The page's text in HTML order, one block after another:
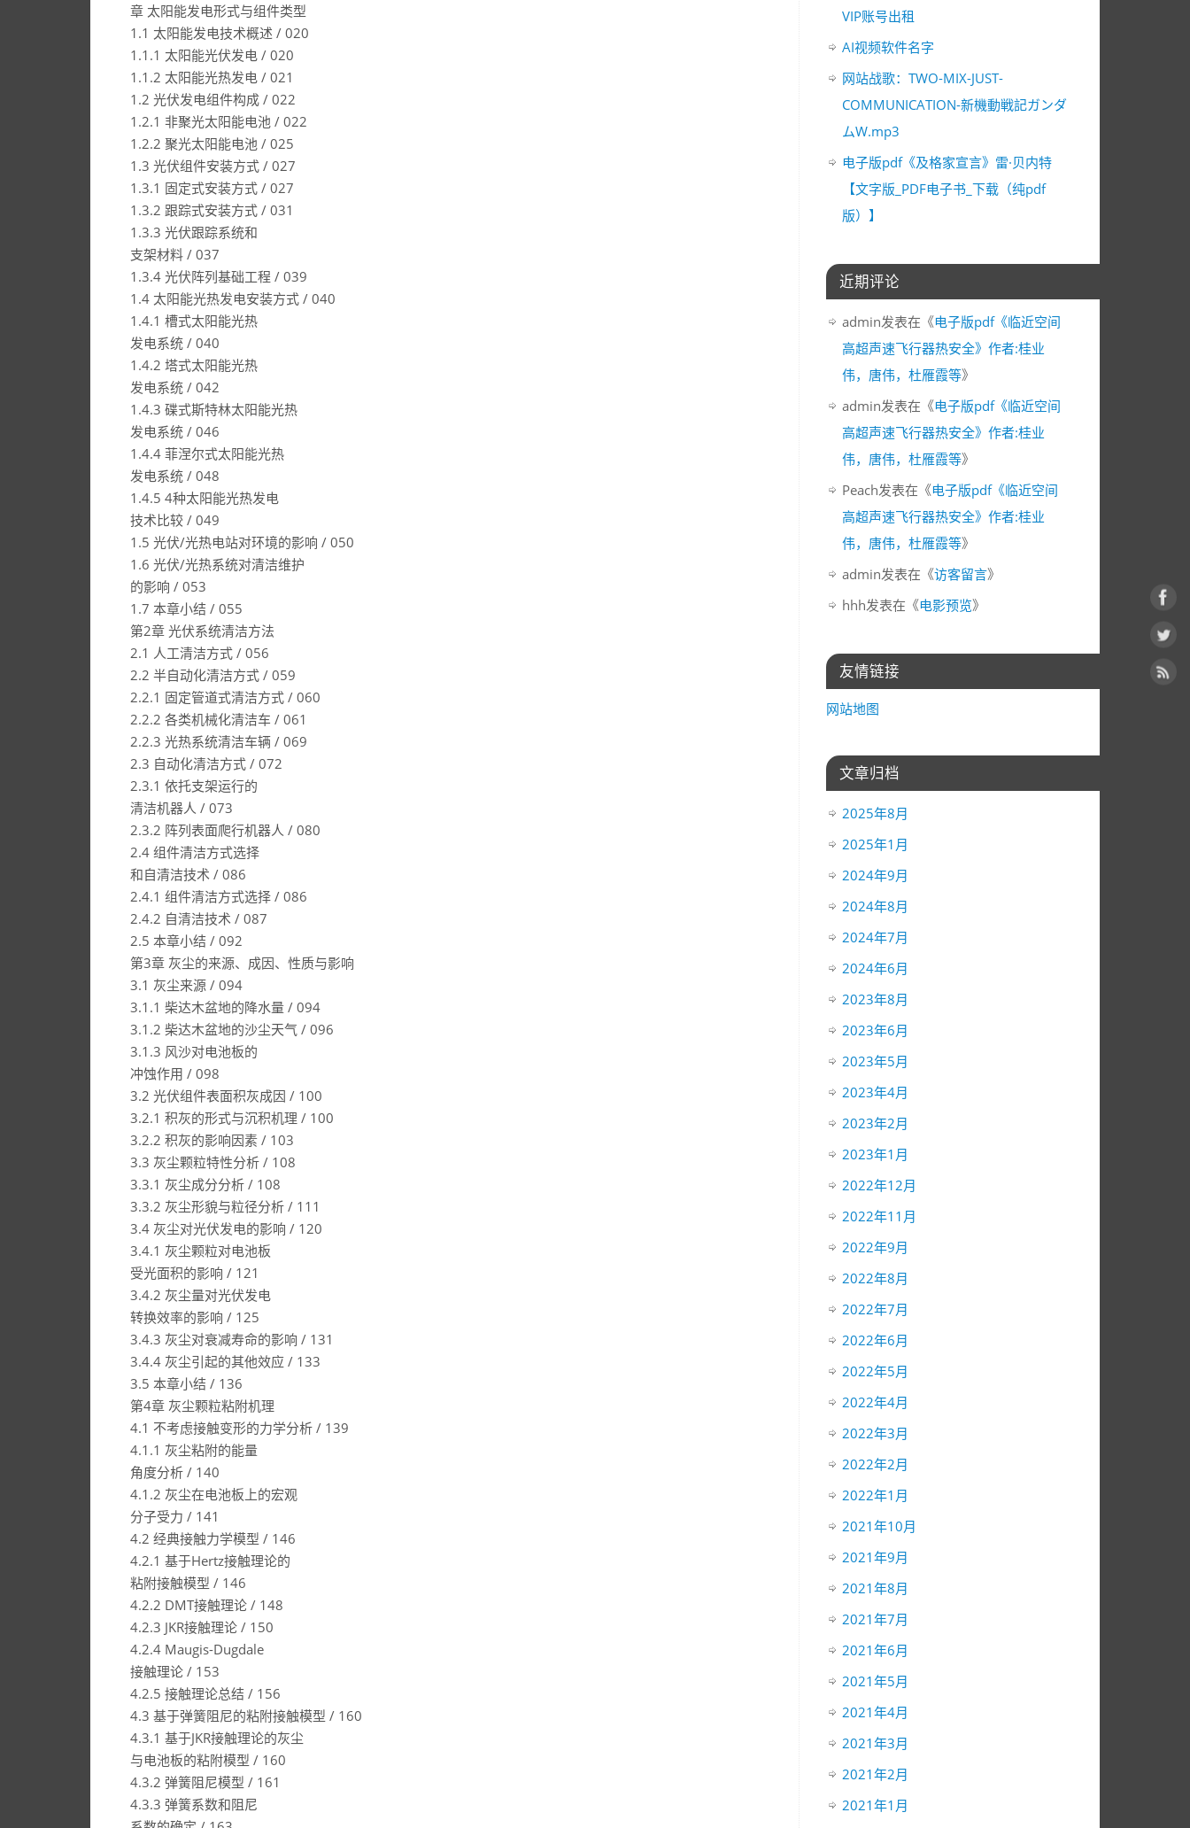
章 太阳能发电形式与组件类型
1.1 太阳能发电技术概述 / 020
1.1.1 太阳能光伏发电 / 020
1.1.2 太阳能光热发电 / 021
1.2 光伏发电组件构成 / 022
1.2.1 非聚光太阳能电池 / 022
1.2.2 聚光太阳能电池 / 025
1.3 光伏组件安装方式 / 027
1.3.1 固定式安装方式 / 027
1.3.2 跟踪式安装方式 / 031
1.3.3 光伏跟踪系统和
支架材料 / 037
1.3.4 光伏阵列基础工程 / 039
1.4 太阳能光热发电安装方式 / 040
1.4.1 槽式太阳能光热
发电系统 / 040
1.4.2 塔式太阳能光热
发电系统 / 042
1.4.3 碟式斯特林太阳能光热
发电系统 / 046
1.4.4 菲涅尔式太阳能光热
发电系统 / 048
1.4.5 4种太阳能光热发电
技术比较 / 049
1.5 光伏/光热电站对环境的影响 / 050
1.6 光伏/光热系统对清洁维护
的影响 / 053
1.7 本章小结 / 055
第2章 光伏系统清洁方法
2.1 人工清洁方式 / 056
2.2 半自动化清洁方式 / 059
2.2.1 固定管道式清洁方式 / 060
2.2.2 各类机械化清洁车 / 061
2.2.3 光热系统清洁车辆 / 069
2.3 自动化清洁方式 / 072
2.3.1 依托支架运行的
清洁机器人 / 073
2.3.2 阵列表面爬行机器人 / 080
2.4 组件清洁方式选择
和自清洁技术 / 086
2.4.1 组件清洁方式选择 / 086
2.4.2 自清洁技术 / 087
2.5 本章小结 / 092
第3章 灰尘的来源、成因、性质与影响
3.1 灰尘来源 / 094
3.1.1 柴达木盆地的降水量 / 094
3.1.2 柴达木盆地的沙尘天气 / 096
3.1.3 风沙对电池板的
冲蚀作用 / 098
3.2 光伏组件表面积灰成因 / 100
3.2.1 积灰的形式与沉积机理 / 100
3.2.2 积灰的影响因素 / 103
3.3 灰尘颗粒特性分析 / 108
3.3.1 灰尘成分分析 / 108
3.3.2 灰尘形貌与粒径分析 / 111
3.4 灰尘对光伏发电的影响 / 120
3.4.1 灰尘颗粒对电池板
受光面积的影响 / 121
3.4.2 灰尘量对光伏发电
转换效率的影响 / 125
3.4.3 灰尘对衰减寿命的影响 / 131
3.4.4 灰尘引起的其他效应 / 133
3.5 本章小结 / 136
第4章 灰尘颗粒粘附机理
4.1 不考虑接触变形的力学分析 / 139
4.1.1 灰尘粘附的能量
角度分析 / 140
4.1.2 灰尘在电池板上的宏观
分子受力 / 141
4.2 经典接触力学模型 / 146
4.2.1 基于Hertz接触理论的
粘附接触模型 / 146
4.2.2 DMT接触理论 / 148
4.2.3 JKR接触理论 / 150
4.2.4 Maugis-Dugdale
接触理论 / 153
4.2.5 接触理论总结 / 156
4.3 基于弹簧阻尼的粘附接触模型 / 160
4.3.1 基于JKR接触理论的灰尘
与电池板的粘附模型 / 160
4.3.2 弹簧阻尼模型 / 161
4.3.3 弹簧系数和阻尼
VIP账号出租
AI视频软件名字
网站战歌：TWO-MIX-JUST-
COMMUNICATION-新機動戦記ガンダ
ムW.mp3
电子版pdf《及格家宣言》雷·贝内特
【文字版_PDF电子书_下载（纯pdf
版）】
近期评论
admin发表在《电子版pdf《临近空间
高超声速飞行器热安全》作者:桂业
伟，唐伟，杜雁霞等》
admin发表在《电子版pdf《临近空间
高超声速飞行器热安全》作者:桂业
伟，唐伟，杜雁霞等》
Peach发表在《电子版pdf《临近空间
高超声速飞行器热安全》作者:桂业
伟，唐伟，杜雁霞等》
admin发表在《访客留言》
hhh发表在《电影预览》
友情链接
网站地图
文章归档
2025年8月
2025年1月
2024年9月
2024年8月
2024年7月
2024年6月
2023年8月
2023年6月
2023年5月
2023年4月
2023年2月
2023年1月
2022年12月
2022年11月
2022年9月
2022年8月
2022年7月
2022年6月
2022年5月
2022年4月
2022年3月
2022年2月
2022年1月
2021年10月
2021年9月
2021年8月
2021年7月
2021年6月
2021年5月
2021年4月
2021年3月
2021年2月
2021年1月